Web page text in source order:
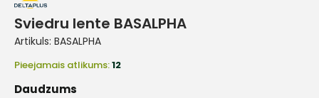
Sviedru lente BASALPHA
Artikuls: BASALPHA
Pieejamais atlikums:12
Daudzums